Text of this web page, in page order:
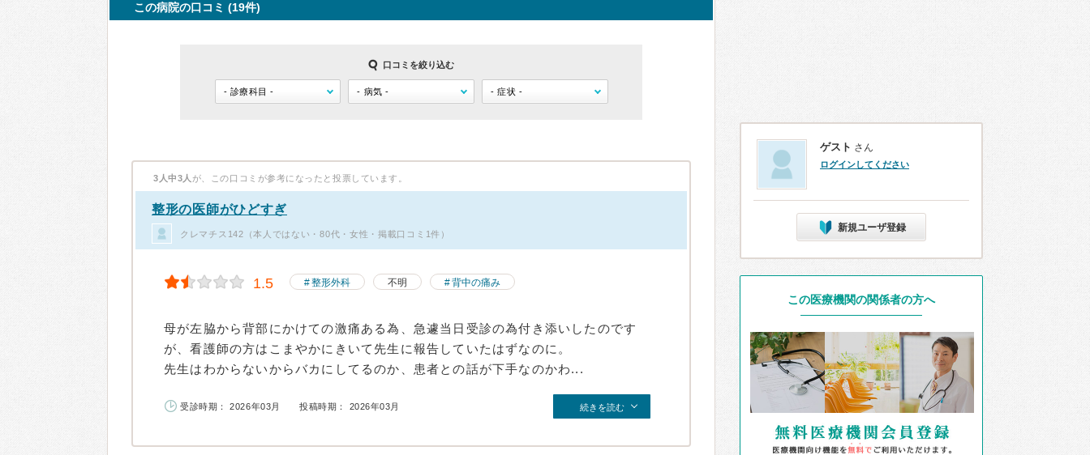
この病院の口コミ (19件)
口コミを絞り込む
3人中3人 が、この口コミが参考になったと投票しています。
整形の医師がひどすぎ
クレマチス142（本人ではない・80代・女性・掲載口コミ1件）
1.5 整形外科 不明 背中の痛み
母が左脇から背部にかけての激痛ある為、急遽当日受診の為付き添いしたのです
が、看護師の方はこまやかにきいて先生に報告していたはずなのに。
先生はわからないからバカにしてるのか、患者との話が下手なのかわ...
受診時期： 2026年03月 投稿時期： 2026年03月 続きを読む
ゲスト さん
ログインしてください
新規ユーザ登録
この医療機関の関係者の方へ